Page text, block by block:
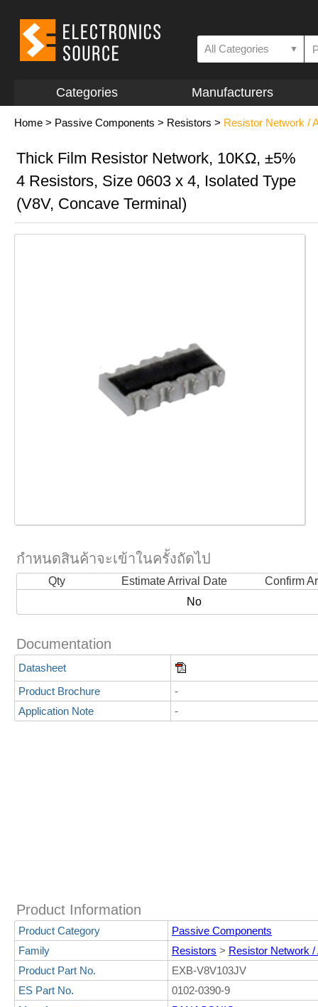
All Categories ▼
Categories Manufacturers
Home > Passive Components > Resistors > Resistor Network /
Thick Film Resistor Network, 10KΩ, ±5%
4 Resistors, Size 0603 x 4, Isolated Type
(V8V, Concave Terminal)
กำหนดสินค้าจะเข้าในครั้งถัดไป
Qty Estimate Arrival Date
Confirm
No
Documentation
Datasheet
Product Brochure
-
Application Note
-
Product Information
Product Category
Passive Components
Family
Resistors > Resistor Network /
Product Part No.
EXB-V8V103JV
ES Part No.
0102-0390-9